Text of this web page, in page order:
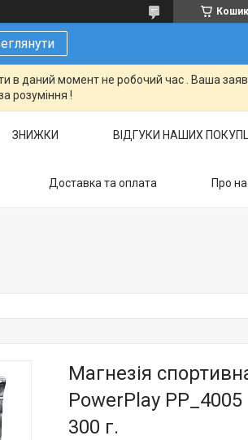
Кошик
в даний момент не робочий час . Ваша
розуміння !
ЗНИЖКИ ВІДГУКИ НАШИХ
Доставка та оплата Про
Магнезія
PowerPlay
300 г.